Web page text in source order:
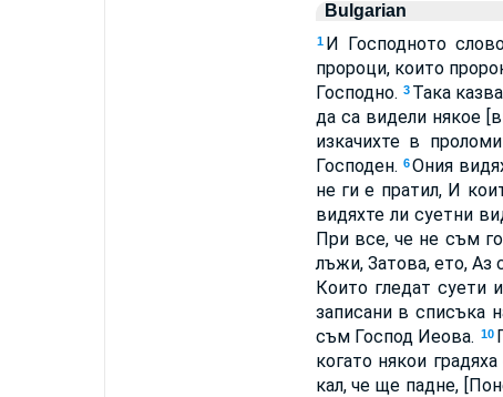
Bulgarian
1 И Господното
пророци, които
Господно. 3 Така
да са видели някое
изкачихте в
Господен. 6Ония
не ги е пратил, И
видяхте ли суетни
При все, че не съм
лъжи, Затова, ето, Аз
Които гледат
записани в списъка
съм Господ Иеова. 10
когато някои
кал, че ще падне,